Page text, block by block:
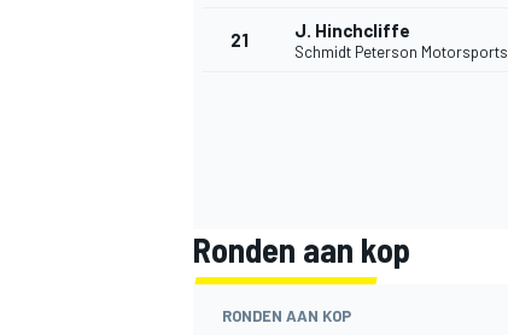
21 J. Hinchcliffe
Schmidt Peterson Motorsports
Ronden aan kop
RONDEN AAN KOP